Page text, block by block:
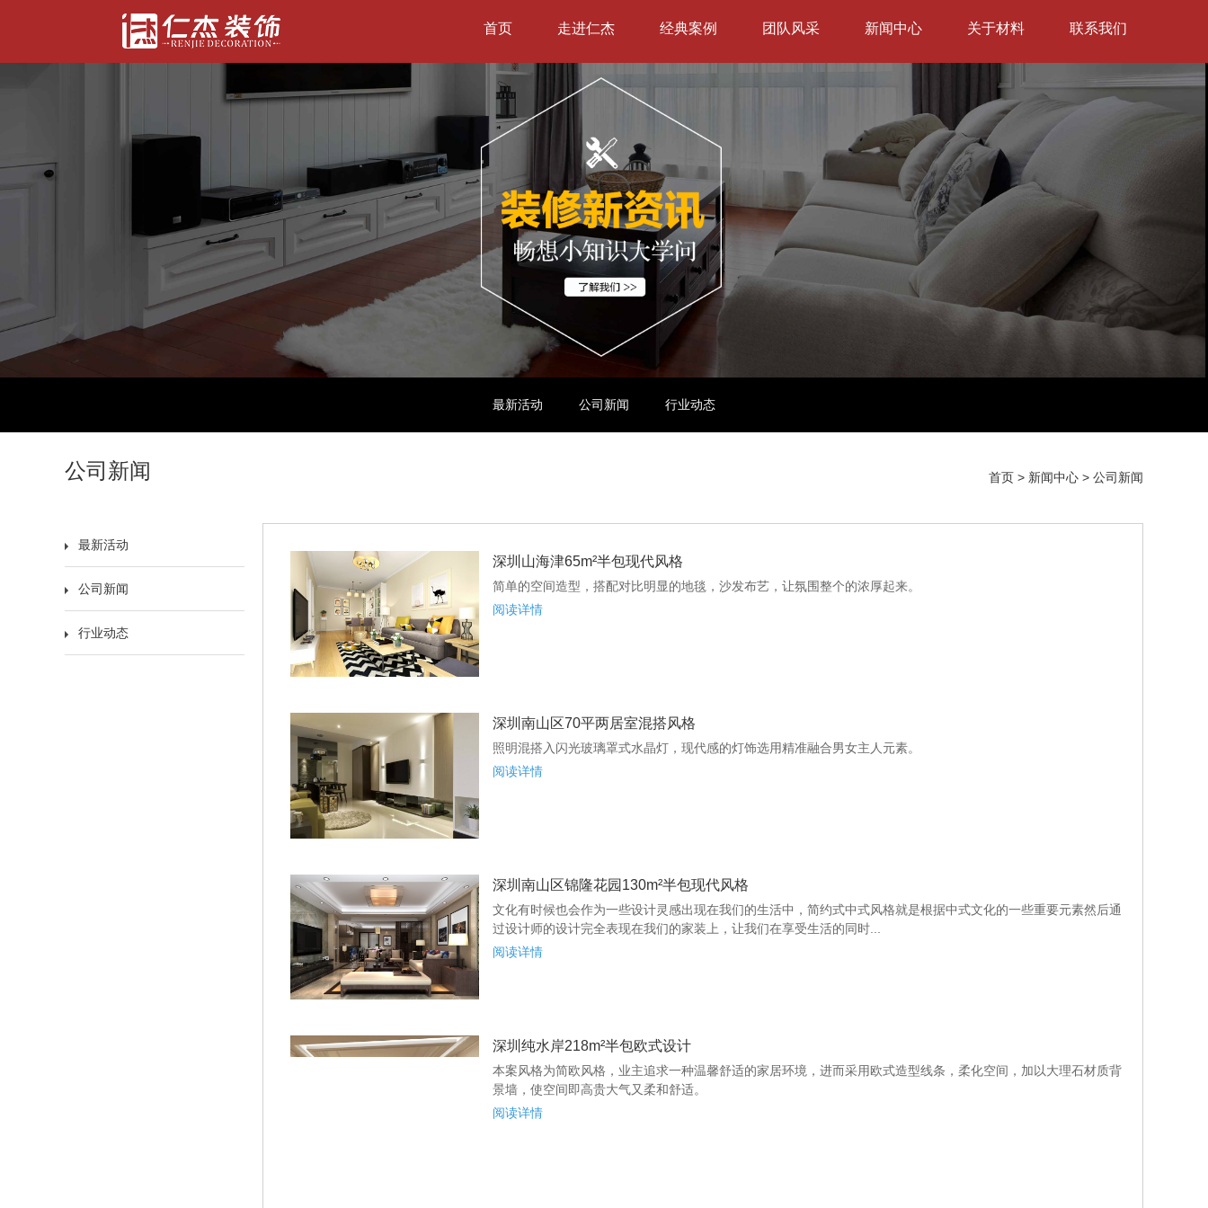
首页 走进仁杰 经典案例 团队风采 新闻中心 关于材料 联系我们
最新活动 公司新闻 行业动态
公司新闻 首页 > 新闻中心 > 公司新闻
最新活动
公司新闻
行业动态
深圳山海津65m²半包现代风格
简单的空间造型，搭配对比明显的地毯，沙发布艺，让氛围整个的浓厚起来。
阅读详情
深圳南山区70平两居室混搭风格
照明混搭入闪光玻璃罩式水晶灯，现代感的灯饰选用精准融合男女主人元素。
阅读详情
深圳南山区锦隆花园130m²半包现代风格
文化有时候也会作为一些设计灵感出现在我们的生活中，简约式中式风格就是根据中式文化的一些重要元素然后通
过设计师的设计完全表现在我们的家装上，让我们在享受生活的同时...
阅读详情
深圳纯水岸218m²半包欧式设计
本案风格为简欧风格，业主追求一种温馨舒适的家居环境，进而采用欧式造型线条，柔化空间，加以大理石材质背
景墙，使空间即高贵大气又柔和舒适。
阅读详情